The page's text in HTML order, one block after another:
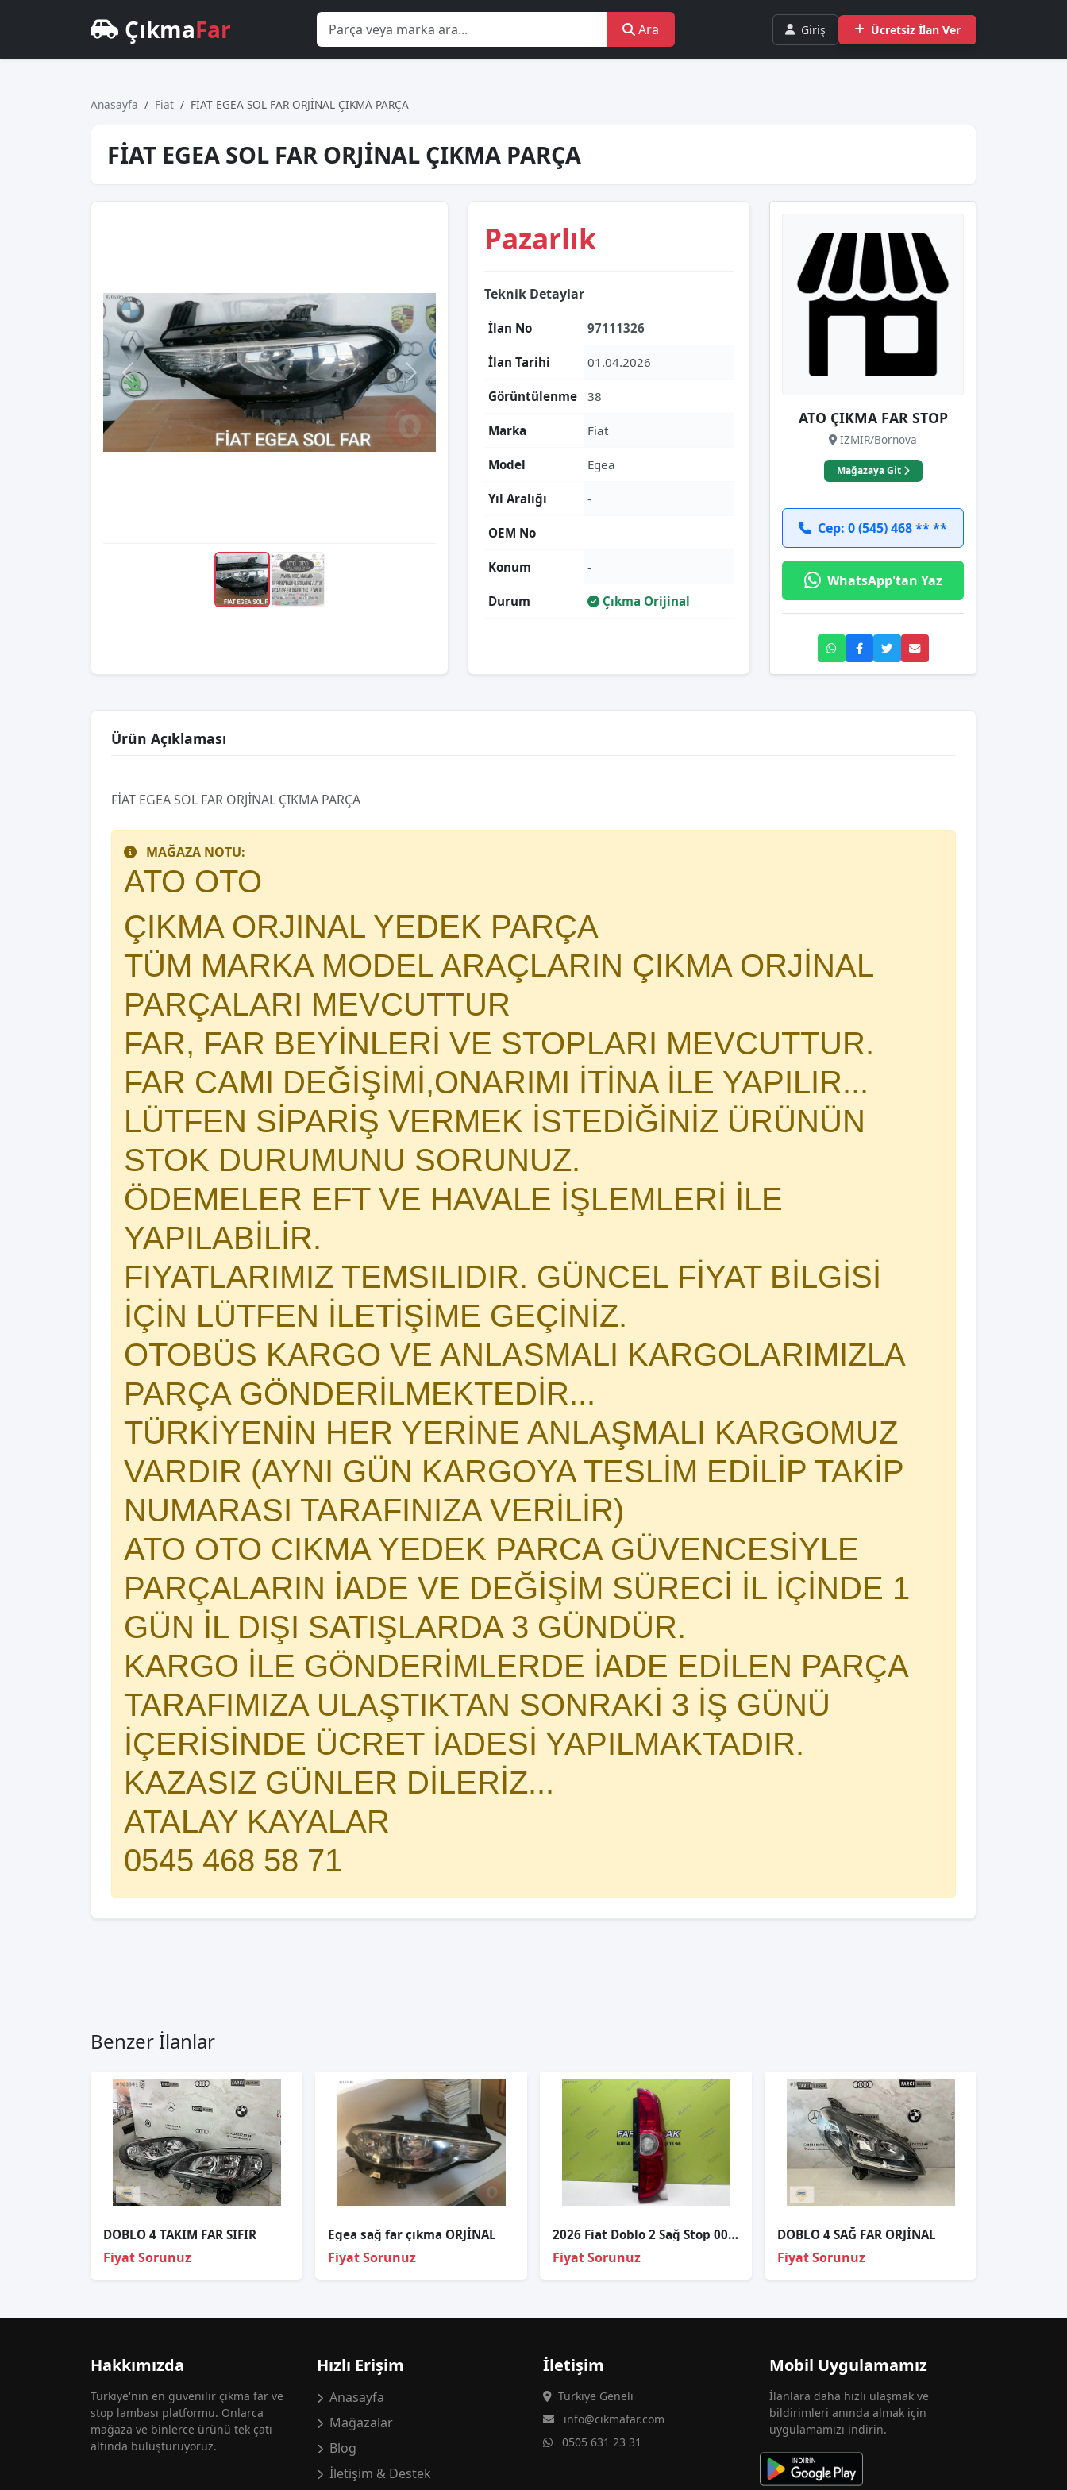
ÇıkmaFar Ara Giriş Ücretsiz İlan Ver
Anasayfa Fiat FİAT EGEA SOL FAR ORJİNAL ÇIKMA PARÇA
FİAT EGEA SOL FAR ORJİNAL ÇIKMA PARÇA
Pazarlık
Teknik Detaylar
İlan No 97111326
İlan Tarihi 01.04.2026
Görüntülenme 38
Marka Fiat
Model Egea
Yıl Aralığı -
OEM No
Konum -
Durum Çıkma Orijinal
ATO ÇIKMA FAR STOP
İZMİR/Bornova
Mağazaya Git
Cep: 0 (545) 468 ** **
WhatsApp'tan Yaz
Ürün Açıklaması
FİAT EGEA SOL FAR ORJİNAL ÇIKMA PARÇA
MAĞAZA NOTU:
ATO OTO
ÇIKMA ORJINAL YEDEK PARÇA
TÜM MARKA MODEL ARAÇLARIN ÇIKMA ORJİNAL
PARÇALARI MEVCUTTUR
FAR, FAR BEYİNLERİ VE STOPLARI MEVCUTTUR.
FAR CAMI DEĞİŞİMİ,ONARIMI İTİNA İLE YAPILIR...
LÜTFEN SİPARİŞ VERMEK İSTEDİĞİNİZ ÜRÜNÜN
STOK DURUMUNU SORUNUZ.
ÖDEMELER EFT VE HAVALE İŞLEMLERİ İLE
YAPILABİLİR.
FIYATLARIMIZ TEMSILIDIR. GÜNCEL FİYAT BİLGİSİ
İÇİN LÜTFEN İLETİŞİME GEÇİNİZ.
OTOBÜS KARGO VE ANLASMALI KARGOLARIMIZLA
PARÇA GÖNDERİLMEKTEDİR...
TÜRKİYENİN HER YERİNE ANLAŞMALI KARGOMUZ
VARDIR (AYNI GÜN KARGOYA TESLİM EDİLİP TAKİP
NUMARASI TARAFINIZA VERİLİR)
ATO OTO CIKMA YEDEK PARCA GÜVENCESİYLE
PARÇALARIN İADE VE DEĞİŞİM SÜRECİ İL İÇİNDE 1
GÜN İL DIŞI SATIŞLARDA 3 GÜNDÜR.
KARGO İLE GÖNDERİMLERDE İADE EDİLEN PARÇA
TARAFIMIZA ULAŞTIKTAN SONRAKİ 3 İŞ GÜNÜ
İÇERİSİNDE ÜCRET İADESİ YAPILMAKTADIR.
KAZASIZ GÜNLER DİLERİZ...
ATALAY KAYALAR
0545 468 58 71
Benzer İlanlar
DOBLO 4 TAKIM FAR SIFIR
Fiyat Sorunuz
Egea sağ far çıkma ORJİNAL
Fiyat Sorunuz
2026 Fiat Doblo 2 Sağ Stop 00518305640
Fiyat Sorunuz
DOBLO 4 SAĞ FAR ORJİNAL
Fiyat Sorunuz
Hakkımızda
Türkiye'nin en güvenilir çıkma far ve
stop lambası platformu. Onlarca
mağaza ve binlerce ürünü tek çatı
altında buluşturuyoruz.
Hızlı Erişim
Anasayfa
Mağazalar
Blog
İletişim & Destek
İletişim
Türkiye Geneli
info@cikmafar.com
0505 631 23 31
Mobil Uygulamamız
İlanlara daha hızlı ulaşmak ve
bildirimleri anında almak için
uygulamamızı indirin.